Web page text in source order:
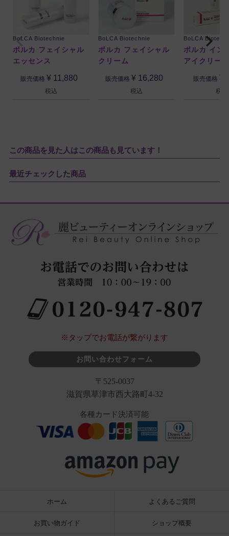
BoLCA Biotechnie
ボルカ フェイシャル
エッセンス
販売価格 ¥ 11,880
税込
BoLCA Biotechnie
ボルカ フェイシャル
クリーム
販売価格 ¥ 16,280
税込
BoLCA
ボルカ イン
アイクリー
販売価格 ¥
税込
この商品を見た人はこの商品も見ています！
最近チェックした商品
※タップでお電話が繋がります
お問い合わせフォーム
〒525-0037
滋賀県草津市西大路町4-32
各種カード決済可能
ホーム よくあるご質問
お買い物ガイド ショップ概要